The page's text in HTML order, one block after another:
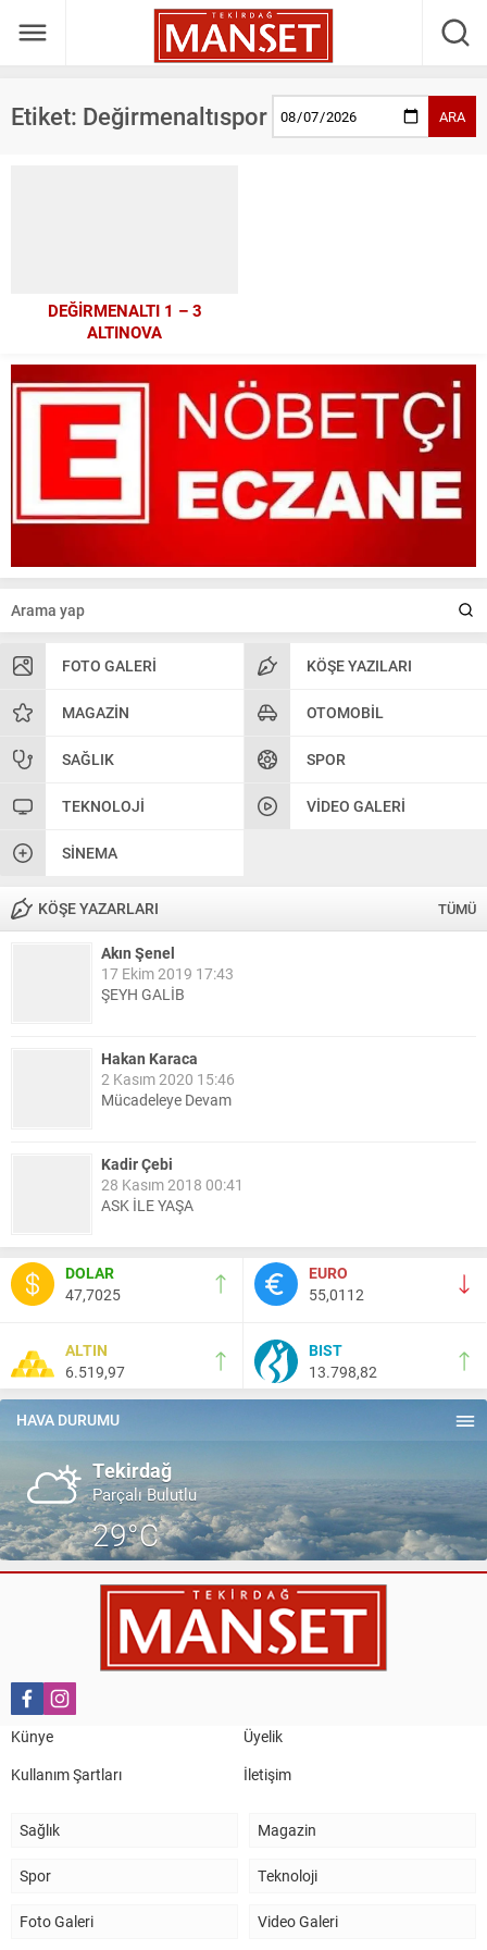
FOTO GALERI KÖŞE YAZILARI
MAGAZIN OTOMOBIL
SAĞLIK SPOR
TEKNOLOJI VIDEO GALERI
SINEMA
KÖŞE YAZARLARI TÜMÜ
Akın Şenel
17 Ekim 2019 17:43
ŞEYH GALİB
Hakan Karaca
2 Kasım 2020 15:46
Mücadeleye Devam
Kadir Çebi
28 Kasım 2018 00:41
ASK İLE YAŞA
Nail Kazanç
10 Mart 2023 21:36
HAYDİ TEKİRDAĞ MAÇA !!!!
Salih Canikli
5 Kasım 2024 19:54
TEKİRDAĞ İL EMNİYET MÜDÜRÜMÜZE HAYIRLI OLSUN
DOLAR
47,7025
EURO
55,0112
ALTIN
6.519,97
BIST
13.798,82
HAVA DURUMU
Tekirdağ
Parçalı Bulutlu
29°C
Etiket: Değirmenaltıspor ARA
DEĞİRMENALTI 1 – 3
ALTINOVA
Künye
Üyelik
Kullanım Şartları
İletişim
Sağlık Magazin
Spor Teknoloji
Foto Galeri Video Galeri